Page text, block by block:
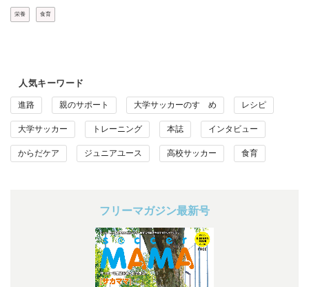
栄養 食育
人気キーワード
進路 親のサポート 大学サッカーのすゝめ レシピ
大学サッカー トレーニング 本誌 インタビュー
からだケア ジュニアユース 高校サッカー 食育
フリーマガジン最新号